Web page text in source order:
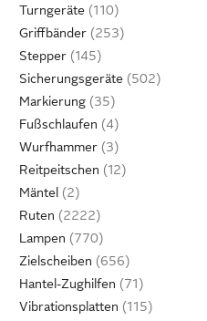
Turngeräte
Griffbänder
Stepper
Sicherungsgeräte
Markierung
Fußschlaufen
Wurfhammer
Reitpeitschen
Mäntel
Ruten
Lampen
Zielscheiben
Hantel-Zughilfen
Vibrationsplatten